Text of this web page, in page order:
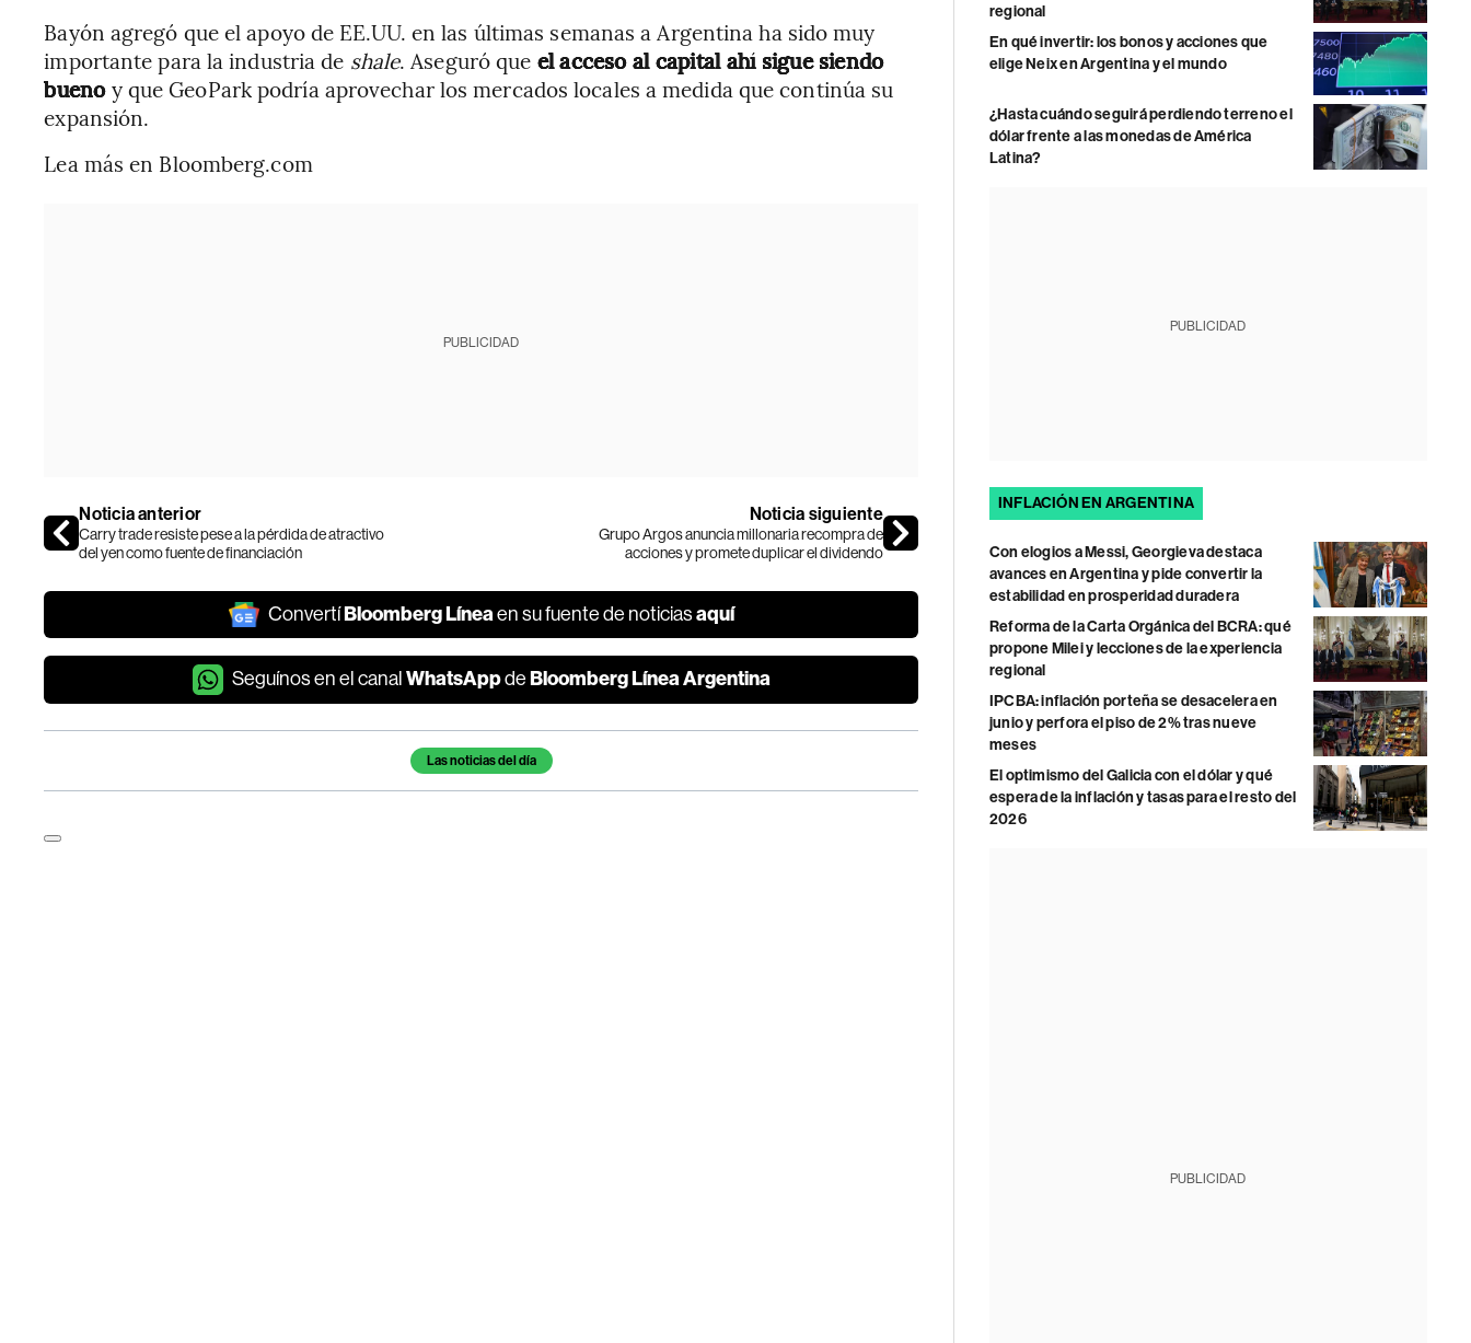
Bayón agregó que el apoyo de EE.UU. en las últimas semanas a Argentina ha sido muy
importante para la industria de shale. Aseguró que el acceso al capital ahí sigue siendo
buenoy que GeoPark podría aprovechar los mercados locales a medida que continúa su
expansión.
Lea más en Bloomberg.com
PUBLICIDAD
Noticia anterior
Carry trade resiste pese a la pérdida de atractivo
del yen como fuente de financiación
Noticia siguiente
Grupo Argos anuncia millonaria recompra de
acciones y promete duplicar el dividendo
ConvertíBloomberg Líneaen su fuente de noticiasaquí
Seguínos en el canal WhatsAppde Bloomberg Línea Argentina
Las noticias del día
regional
En qué invertir: los bonos y acciones que
elige Neix en Argentina y el mundo
¿Hasta cuándo seguirá perdiendo terreno el
dólar frente a las monedas de América
Latina?
PUBLICIDAD
INFLACIÓN EN ARGENTINA
Con elogios a Messi, Georgieva destaca
avances en Argentina y pide convertir la
estabilidad en prosperidad duradera
Reforma de la Carta Orgánica del BCRA: qué
propone Milei y lecciones de la experiencia
regional
IPCBA: inflación porteña se desacelera en
junio y perfora el piso de 2% tras nueve
meses
El optimismo del Galicia con el dólar y qué
espera de la inflación y tasas para el resto del
2026
PUBLICIDAD